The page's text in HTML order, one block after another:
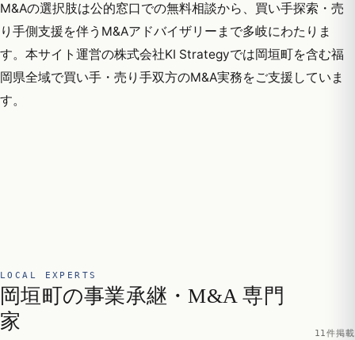
M&Aの選択肢は公的窓口での無料相談から、買い手探索・売
り手側支援を伴うM&Aアドバイザリーまで多岐にわたりま
す。本サイト運営の株式会社KI Strategyでは岡垣町を含む福
岡県全域で買い手・売り手双方のM&A実務をご支援していま
す。
LOCAL EXPERTS
岡垣町の事業承継・M&A 専門
家
11件掲載